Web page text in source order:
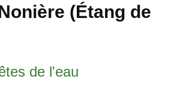
(Étang de
de l'eau